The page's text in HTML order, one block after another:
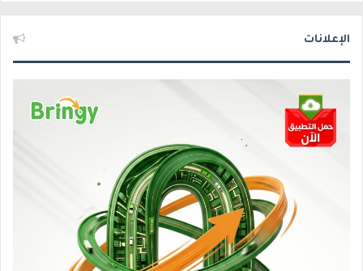
الإعلانات